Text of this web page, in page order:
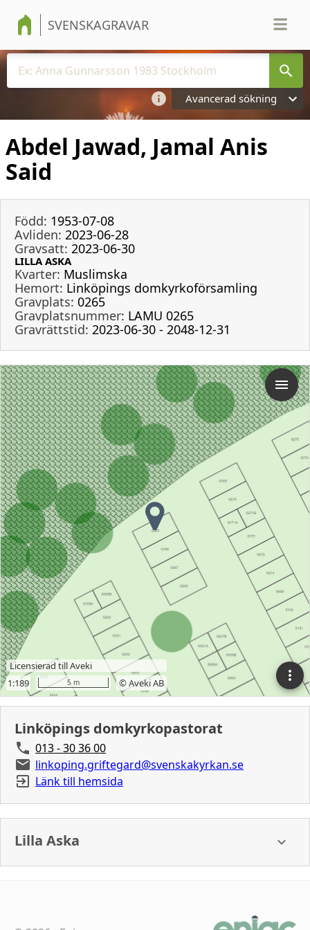
SVENSKAGRAVAR
Avancerad sökning
Abdel Jawad, Jamal Anis
Said
Född: 1953-07-08
Avliden: 2023-06-28
Gravsatt: 2023-06-30
LILLA ASKA
Kvarter: Muslimska
Hemort: Linköpings domkyrkoförsamling
Gravplats: 0265
Gravplatsnummer: LAMU 0265
Gravrättstid: 2023-06-30 - 2048-12-31
Linköpings domkyrkopastorat
013 - 30 36 00
linkoping.griftegard@svenskakyrkan.se
Länk till hemsida
Lilla Aska